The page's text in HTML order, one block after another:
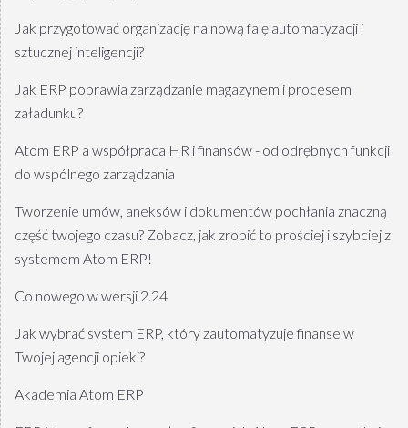
Jak przygotować organizację na nową falę automatyzacji i
sztucznej inteligencji?
Jak ERP poprawia zarządzanie magazynem i procesem
załadunku?
Atom ERP a współpraca HR i finansów - od odrębnych funkcji
do wspólnego zarządzania
Tworzenie umów, aneksów i dokumentów pochłania znaczną
część twojego czasu? Zobacz, jak zrobić to prościej i szybciej z
systemem Atom ERP!
Co nowego w wersji 2.24
Jak wybrać system ERP, który zautomatyzuje finanse w
Twojej agencji opieki?
Akademia Atom ERP